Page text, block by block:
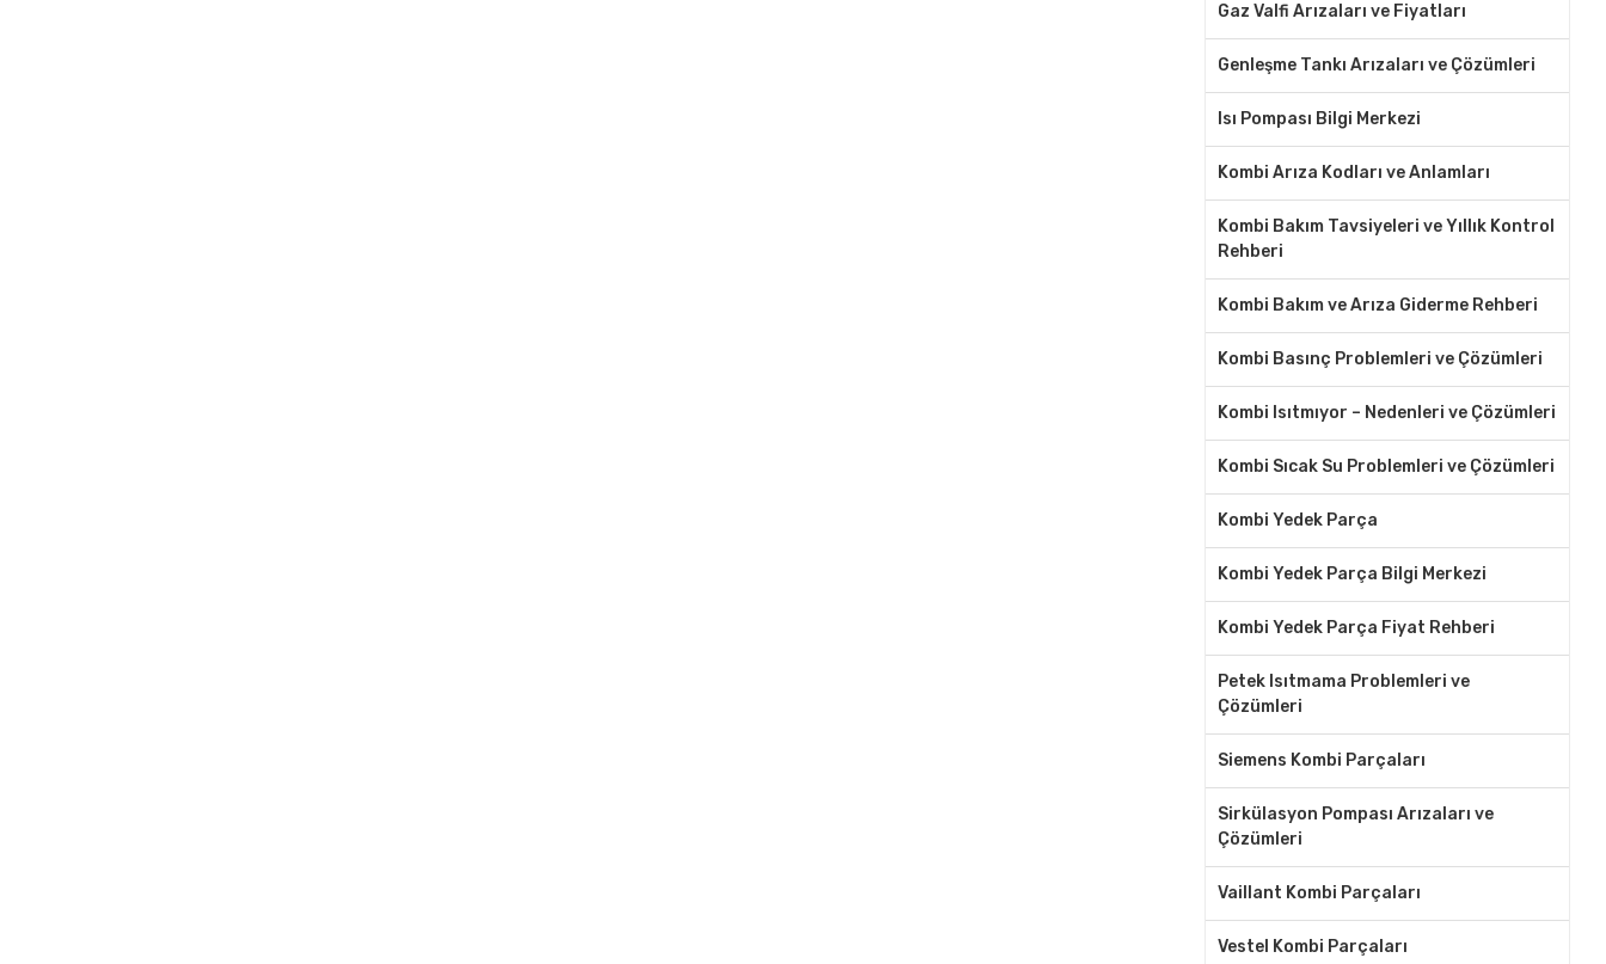
Gaz Valfi Arızaları ve Fiyatları
Genleşme Tankı Arızaları ve Çözümleri
Isı Pompası Bilgi Merkezi
Kombi Arıza Kodları ve Anlamları
Kombi Bakım Tavsiyeleri ve Yıllık Kontrol
Rehberi
Kombi Bakım ve Arıza Giderme Rehberi
Kombi Basınç Problemleri ve Çözümleri
Kombi Isıtmıyor – Nedenleri ve Çözümleri
Kombi Sıcak Su Problemleri ve Çözümleri
Kombi Yedek Parça
Kombi Yedek Parça Bilgi Merkezi
Kombi Yedek Parça Fiyat Rehberi
Petek Isıtmama Problemleri ve
Çözümleri
Siemens Kombi Parçaları
Sirkülasyon Pompası Arızaları ve
Çözümleri
Vaillant Kombi Parçaları
Vestel Kombi Parçaları